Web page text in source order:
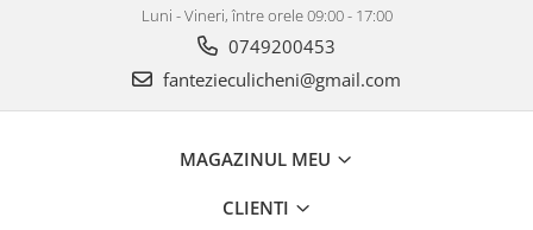
Luni - Vineri, între orele 09:00 - 17:00
0749200453
fantezieculicheni@gmail.com
MAGAZINUL MEU
CLIENTI